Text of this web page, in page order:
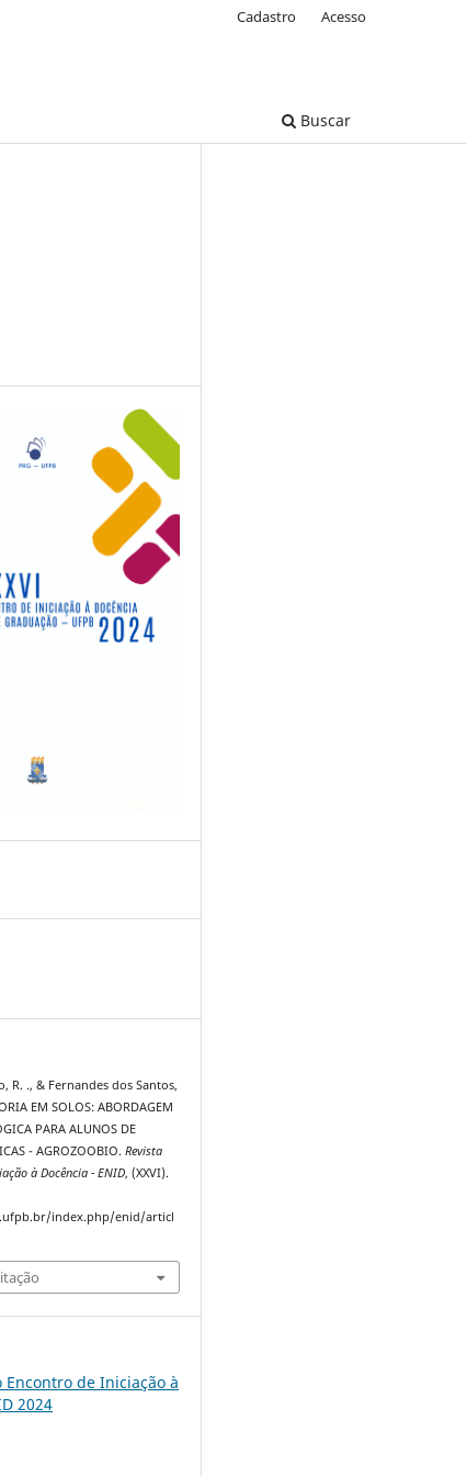
Buscar
Cadastro Acesso
R. ., & Fernandes dos Santos,
EM SOLOS: ABORDAGEM
PARA ALUNOS DE
- AGROZOOBIO.Revista
à Docência - ENID, (XXVI).
index.php/enid/articl
Encontro de Iniciação à
2024